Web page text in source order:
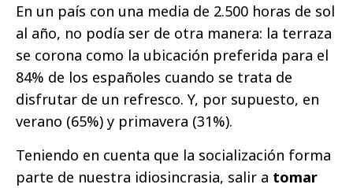
En un país con una media de 2.500 horas de sol
al año, no podía ser de otra manera: la terraza
se corona como la ubicación preferida para el
84% de los españoles cuando se trata de
disfrutar de un refresco. Y, por supuesto, en
verano (65%) y primavera (31%).
Teniendo en cuenta que la socialización forma
parte de nuestra idiosincrasia, salir a tomar